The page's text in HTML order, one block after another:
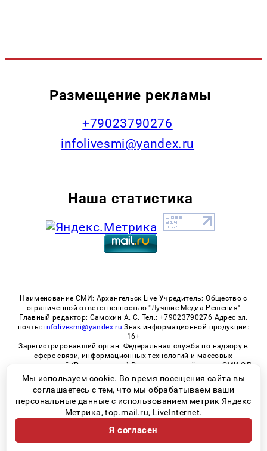
Размещение рекламы
+79023790276
infolivesmi@yandex.ru
Наша статистика
Наименование СМИ: Архангельск Live Учредитель: Общество с
ограниченной ответственностью "Лучшие Медиа Решения"
Главный редактор: Самохин А. С. Тел.: +79023790276 Адрес эл.
почты: infolivesmi@yandex.ru Знак информационной продукции:
16+
Зарегистрировавший орган: Федеральная служба по надзору в
сфере связи, информационных технологий и массовых
коммуникаций (Роскомнадзор) Регистрационный номер СМИ ЭЛ
№ ФС 77 - 82533 от 21.01.2022
© 2026 «Архангельск Live» | Все права защищены
Возрастная категория сайта 16+
Политика конфиденциальности
Мы используем cookie. Во время посещения сайта вы
соглашаетесь с тем, что мы обрабатываем ваши
персональные данные с использованием метрик Яндекс
Метрика, top.mail.ru, LiveInternet.
Я согласен